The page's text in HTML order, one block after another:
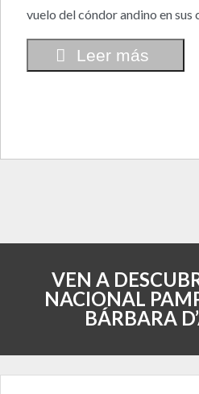
vuelo del cóndor andino en sus
Leer más
VEN A
NACIONAL
BÁRBARA